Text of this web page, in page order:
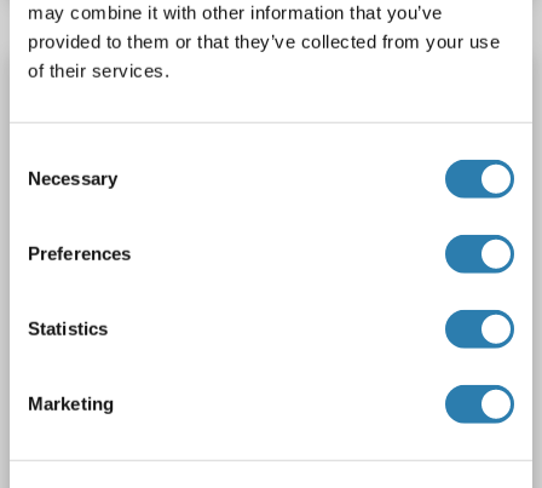
may combine it with other information that you’ve
provided to them or that they’ve collected from your use
of their services.
Selection
Necessary
Preferences
Statistics
Marketing
MECOM anticorps (AA 534-632)
MECOM Reactivité: Humain ELISA, IHC
Hôte: Lapin